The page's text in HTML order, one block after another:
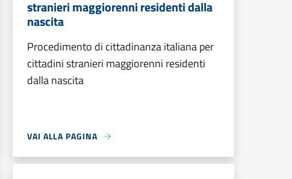
stranieri maggiorenni residenti dalla
nascita
Procedimento di cittadinanza italiana per
cittadini stranieri maggiorenni residenti
dalla nascita
VAI ALLA PAGINA